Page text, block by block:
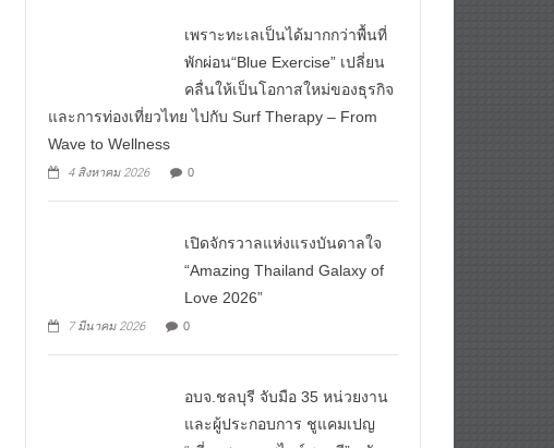
เพราะทะเลเป็นได้มากกว่าพื้นที่
พักผ่อน“Blue Exercise” เปลี่ยน
คลื่นให้เป็นโอกาสใหม่ของธุรกิจ
และการท่องเที่ยวไทย ไปกับ Surf Therapy – From
Wave to Wellness
4 สิงหาคม 2026 0
เปิดจักรวาลแห่งแรงบันดาลใจ
“Amazing Thailand Galaxy of
Love 2026”
7 มีนาคม 2026 0
อบจ.ชลบุรี จับมือ 35 หน่วยงาน
และผู้ประกอบการ ชูแคมเปญ